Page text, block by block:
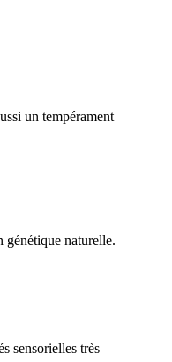
un tempérament
génétique naturelle.
sensorielles très